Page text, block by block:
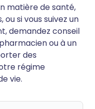
matière de santé,
si vous suivez un
demandez conseil
ou à un
des
régime
vie.